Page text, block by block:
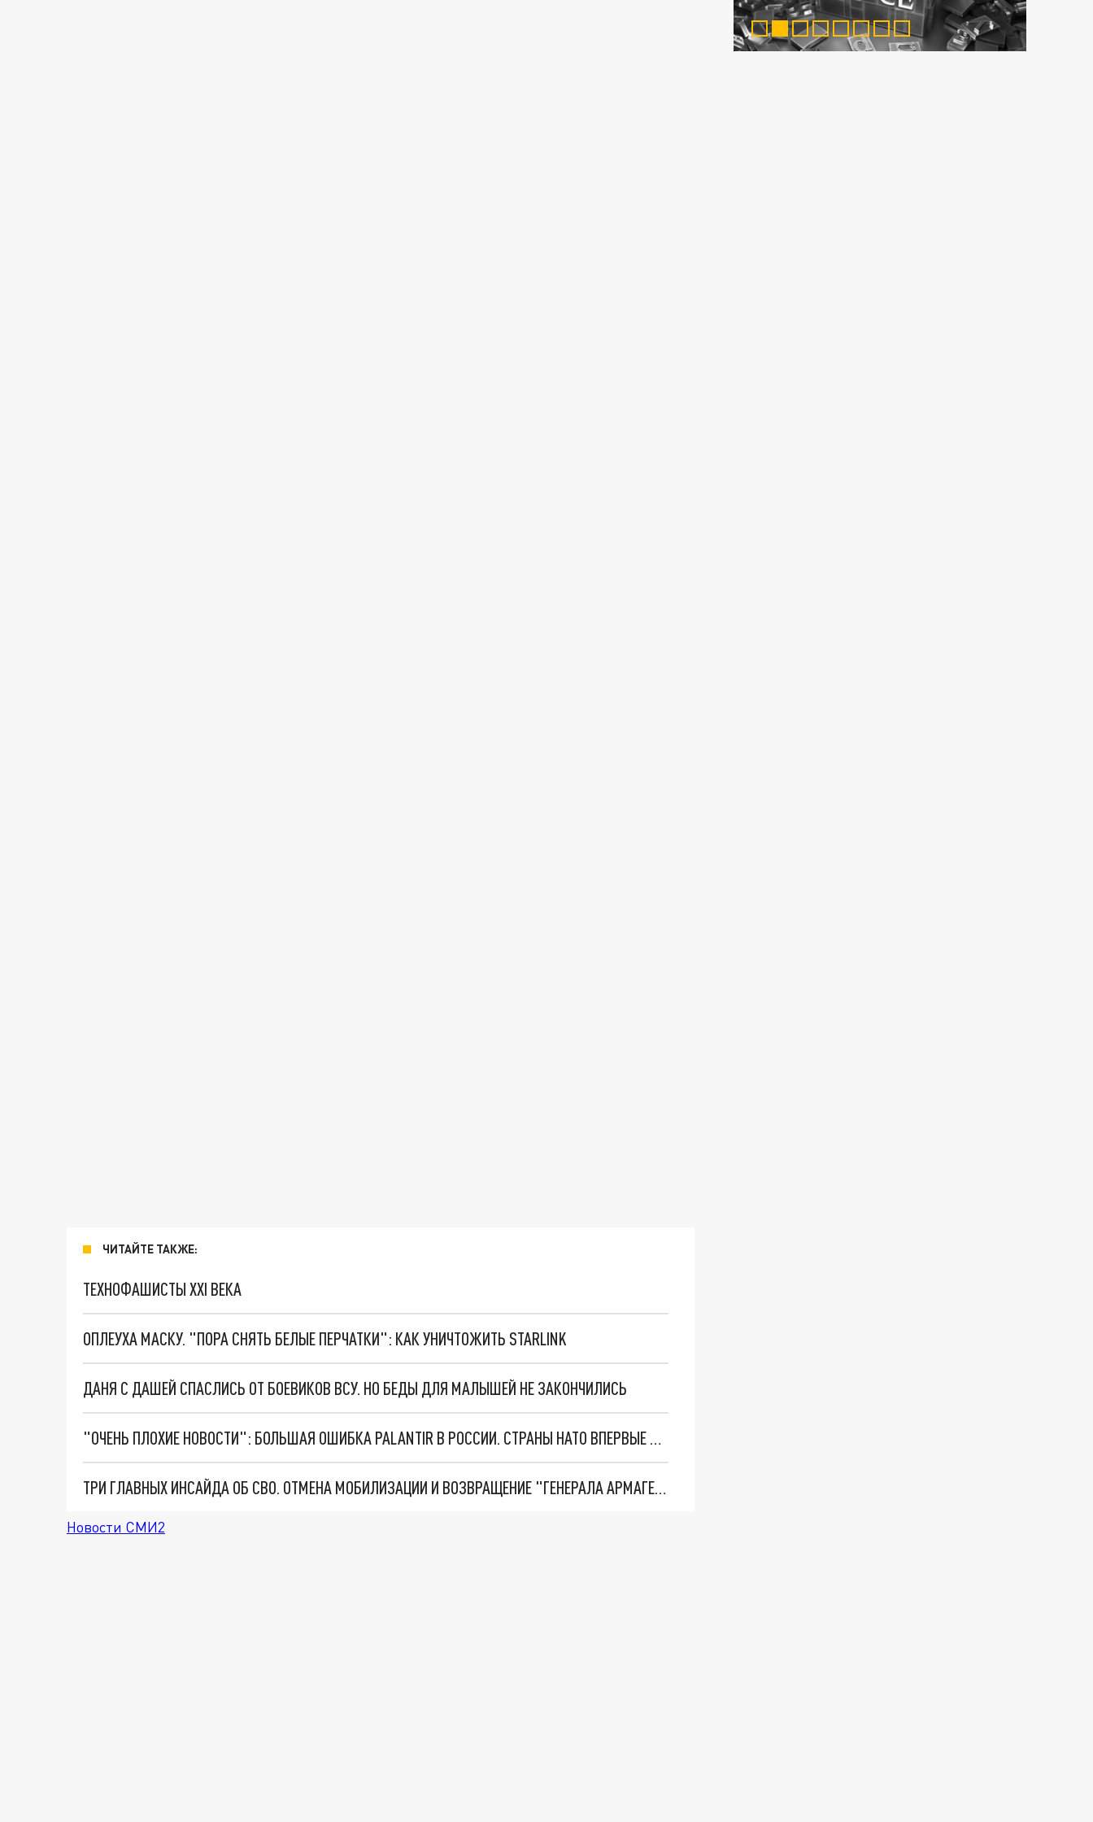
ЧИТАЙТЕ ТАКЖЕ:
ТЕХНОФАШИСТЫ XXI ВЕКА
ОПЛЕУХА МАСКУ. "ПОРА СНЯТЬ БЕЛЫЕ ПЕРЧАТКИ": КАК УНИЧТОЖИТЬ STARLINK
ДАНЯ С ДАШЕЙ СПАСЛИСЬ ОТ БОЕВИКОВ ВСУ. НО БЕДЫ ДЛЯ МАЛЫШЕЙ НЕ ЗАКОНЧИЛИСЬ
"ОЧЕНЬ ПЛОХИЕ НОВОСТИ": БОЛЬШАЯ ОШИБКА PALANTIR В РОССИИ. СТРАНЫ НАТО ВПЕРВЫЕ ЗА СВО ОСТАНОВИЛИ ПОСТАВКИ ОРУЖИЯ. ВСУ ТЕРЯЮТ ПРИГРАНИЧЬЕ?
ТРИ ГЛАВНЫХ ИНСАЙДА ОБ СВО. ОТМЕНА МОБИЛИЗАЦИИ И ВОЗВРАЩЕНИЕ "ГЕНЕРАЛА АРМАГЕДДОНА"? ОТЛИЧНЫЕ НОВОСТИ, КОТОРЫЕ ЖДАЛИ ВСЕ
Новости СМИ2